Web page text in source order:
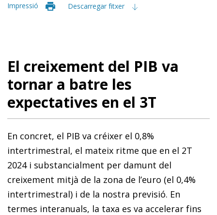
Impressió Descarregar fitxer
El creixement del PIB va
tornar a batre les
expectatives en el 3T
En concret, el PIB va créixer el 0,8%
intertrimestral, el mateix ritme que en el 2T
2024 i substancialment per damunt del
creixement mitjà de la zona de l’euro (el 0,4%
intertrimestral) i de la nostra previsió. En
termes interanuals, la taxa es va accelerar fins